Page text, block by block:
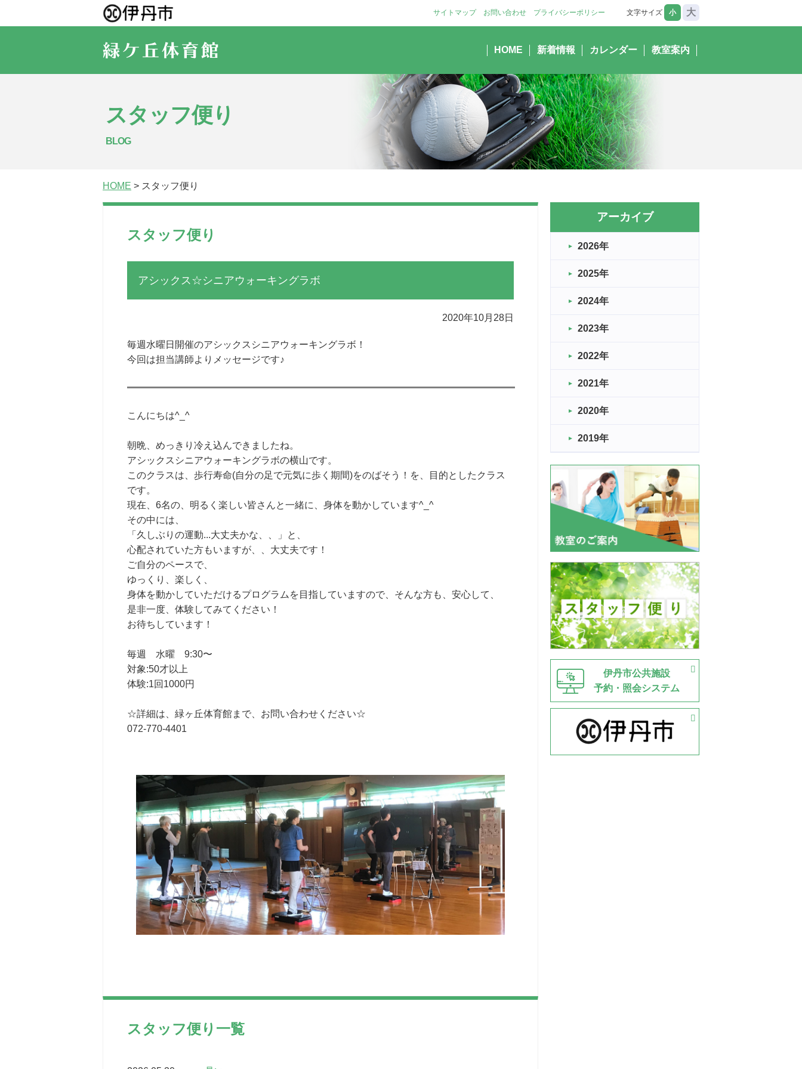
サイトマップ お問い合わせ プライバシーポリシー
HOME 新着情報 カレンダー 教室案内
文字サイズ 小 大
スタッフ便り
BLOG
HOME > スタッフ便り
スタッフ便り
アシックス☆シニアウォーキングラボ
2020年10月28日
毎週水曜日開催のアシックスシニアウォーキングラボ！
今回は担当講師よりメッセージです♪
こんにちは^_^
朝晩、めっきり冷え込んできましたね。
アシックスシニアウォーキングラボの横山です。
このクラスは、歩行寿命(自分の足で元気に歩く期間)をのばそう！を、目的としたクラス
です。
現在、6名の、明るく楽しい皆さんと一緒に、身体を動かしています^_^
その中には、
「久しぶりの運動...大丈夫かな、、」と、
心配されていた方もいますが、、大丈夫です！
ご自分のペースで、
ゆっくり、楽しく、
身体を動かしていただけるプログラムを目指していますので、そんな方も、安心して、
是非一度、体験してみてください！
お待ちしています！
毎週 水曜 9:30〜
対象:50才以上
体験:1回1000円
☆詳細は、緑ヶ丘体育館まで、お問い合わせください☆
072-770-4401
スタッフ便り一覧
アーカイブ
2026年
2025年
2024年
2023年
2022年
2021年
2020年
2019年
伊丹市公共施設
予約・照会システム